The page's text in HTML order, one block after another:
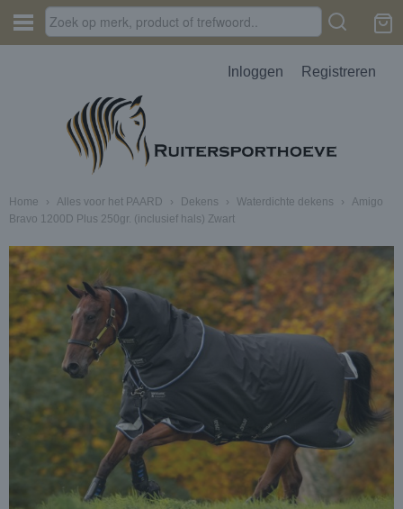
Inloggen Registreren
Home › Alles voor het PAARD › Dekens › Waterdichte dekens ›
Amigo
Bravo 1200D Plus 250gr. (inclusief hals) Zwart